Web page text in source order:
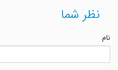
نظر شما